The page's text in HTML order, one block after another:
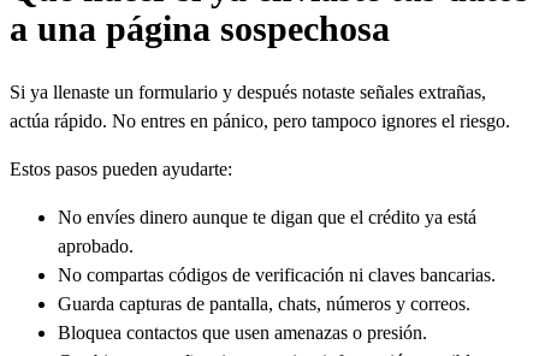
a una página sospechosa
Si ya llenaste un formulario y después notaste señales extrañas,
actúa rápido. No entres en pánico, pero tampoco ignores el riesgo.
Estos pasos pueden ayudarte:
No envíes dinero aunque te digan que el crédito ya está
aprobado.
No compartas códigos de verificación ni claves bancarias.
Guarda capturas de pantalla, chats, números y correos.
Bloquea contactos que usen amenazas o presión.